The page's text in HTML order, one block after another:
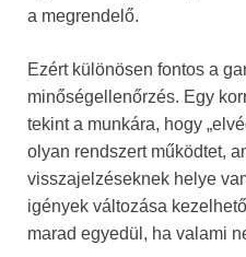
a megrendelő.
Ezért különösen fontos a
minőségellenőrzés. Egy
tekint a munkára, hogy
olyan rendszert működtet,
visszajelzéseknek helye
igények változása
marad egyedül, ha valami